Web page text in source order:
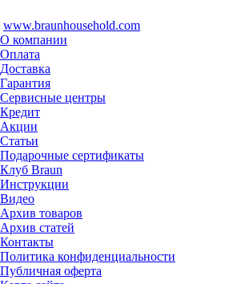
www.braunhousehold.com
О компании
Оплата
Доставка
Гарантия
Сервисные центры
Кредит
Акции
Статьи
Подарочные сертификаты
Клуб Braun
Инструкции
Видео
Архив товаров
Архив статей
Контакты
Политика конфиденциальности
Публичная оферта